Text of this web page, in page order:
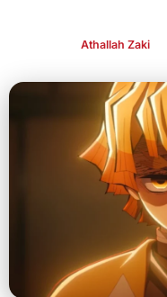
Athallah Zaki